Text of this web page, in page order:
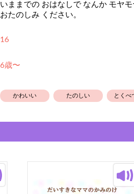
いままでの おはなしで なんか モヤ
おたのしみ ください。
16
6歳〜
かわいい たのしい とくべ